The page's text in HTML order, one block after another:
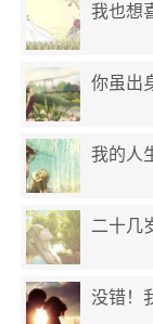
我也想
你虽出
我的人
二十几
没错！